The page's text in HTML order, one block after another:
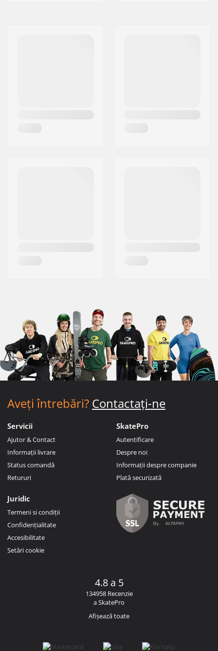
Aveți întrebări? Contactați-ne
Servicii
Ajutor & Contact
Informații livrare
Status comandă
Retururi
SkatePro
Autentificare
Despre noi
Informații despre companie
Plată securizată
Juridic
Termeni si condiții
Confidențialitate
Accesibilitate
Setări cookie
4.8 a 5
134958 Recenzie
a SkatePro
Afișează toate